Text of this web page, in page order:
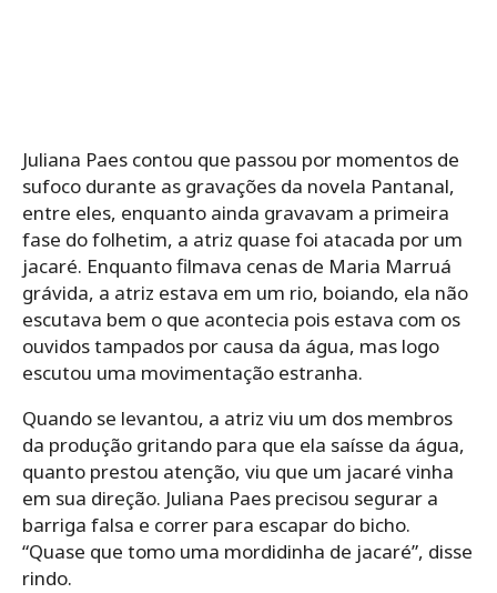
Juliana Paes contou que passou por momentos de
sufoco durante as gravações da novela Pantanal,
entre eles, enquanto ainda gravavam a primeira
fase do folhetim, a atriz quase foi atacada por um
jacaré. Enquanto filmava cenas de Maria Marruá
grávida, a atriz estava em um rio, boiando, ela não
escutava bem o que acontecia pois estava com os
ouvidos tampados por causa da água, mas logo
escutou uma movimentação estranha.
Quando se levantou, a atriz viu um dos membros
da produção gritando para que ela saísse da água,
quanto prestou atenção, viu que um jacaré vinha
em sua direção. Juliana Paes precisou segurar a
barriga falsa e correr para escapar do bicho.
“Quase que tomo uma mordidinha de jacaré”, disse
rindo.